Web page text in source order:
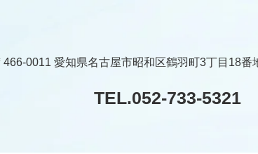
466-0011 愛知県名古屋市昭和区鶴羽町3丁目18番
TEL.052-733-5321